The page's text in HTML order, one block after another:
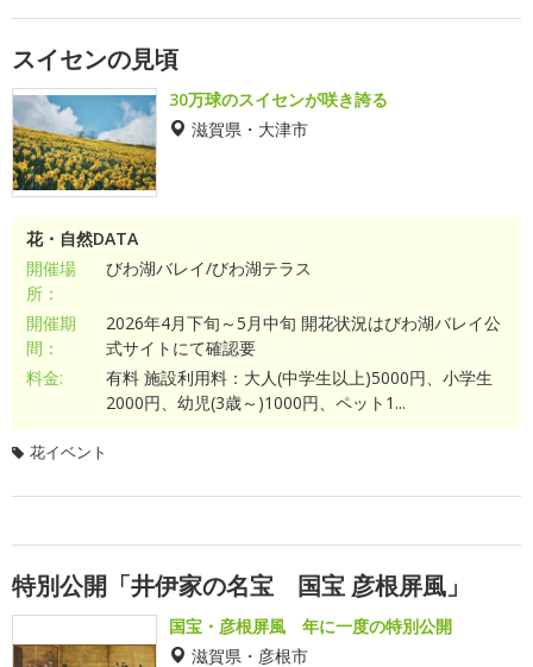
スイセンの見頃
30万球のスイセンが咲き誇る
滋賀県・大津市
花・自然DATA
開催場
所：
びわ湖バレイ/びわ湖テラス
開催期
間：
2026年4月下旬～5月中旬 開花状況はびわ湖バレイ公
式サイトにて確認要
料金:
有料 施設利用料：大人(中学生以上)5000円、小学生
2000円、幼児(3歳～)1000円、ペット1...
花イベント
特別公開「井伊家の名宝 国宝 彦根屏風」
国宝・彦根屏風 年に一度の特別公開
滋賀県・彦根市